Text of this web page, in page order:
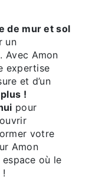
de mur et sol
un
Avec Amon
expertise
et d’un
!
pour
votre
Amon
où le